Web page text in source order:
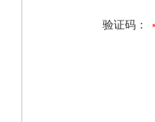
验证码：